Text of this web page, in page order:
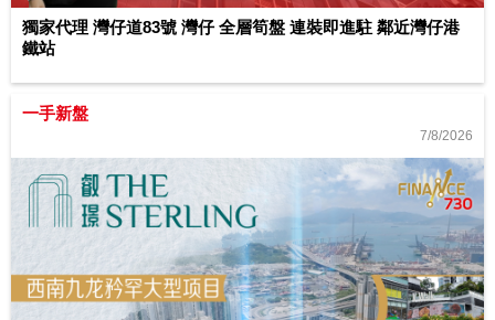
獨家代理 灣仔道83號 灣仔 全層筍盤 連裝即進駐 鄰近灣仔港
鐵站
一手新盤
7/8/2026